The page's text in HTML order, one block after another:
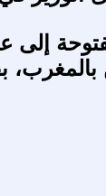
إلى